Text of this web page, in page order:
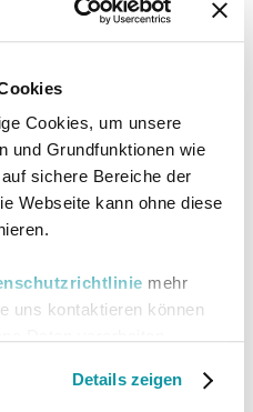
Cookies, um unsere
und Grundfunktionen wie
sichere Bereiche der
Webseite kann ohne diese
mehr
uns kontaktieren können
Details zeigen